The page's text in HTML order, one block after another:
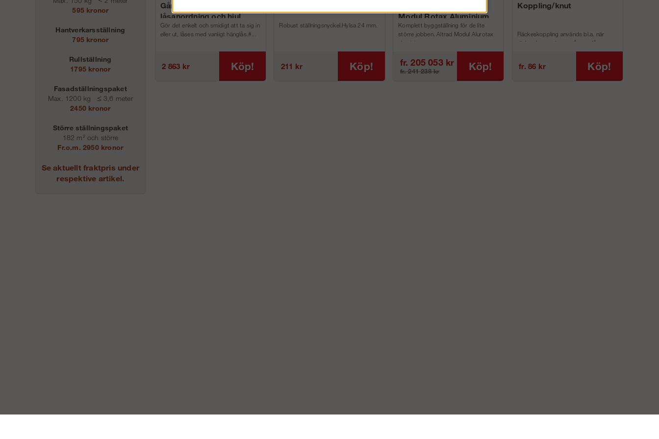
595 kronor
Hantverkarsställning
795 kronor
Rullställning
1795 kronor
Fasadställningspaket
Max. 1200 kg
≤ 3,6 meter
2450 kronor
Större ställningspaket
182 m² och större
Fr.o.m. 2950 kronor
Se aktuellt fraktpris under
respektive artikel.
Gånggrind med
låsanordning och hjul
Gör det enkelt och smidigt att ta sig in
eller ut, låses med vanligt hänglås.#...
2 863 kr Köp!
Robust ställningsnyckel.Hylsa 24 mm.
211 kr Köp!
Modul Rotax Aluminium
Komplett byggställning för de lite
större jobben. Altrad Modul Alurotax
aluminium p...
fr. 205 053 kr
fr. 241 238 kr Köp!
Koppling/knut
Räckeskoppling används bl.a. när
räcke ska monteras på ram då anna...
fr. 86 kr Köp!